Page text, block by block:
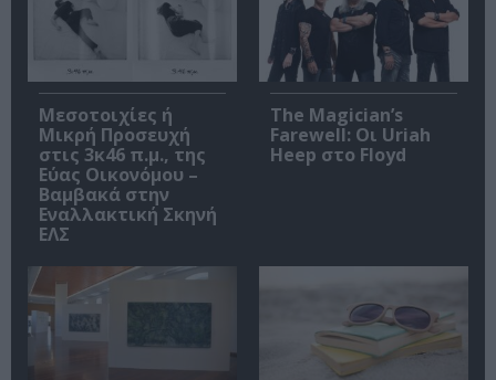
Μεσοτοιχίες ή
Μικρή Προσευχή
στις 3κ46 π.μ., της
Εύας Οικονόμου –
Βαμβακά στην
Εναλλακτική Σκηνή
ΕΛΣ
The Magician’s
Farewell: Οι Uriah
Heep στο Floyd